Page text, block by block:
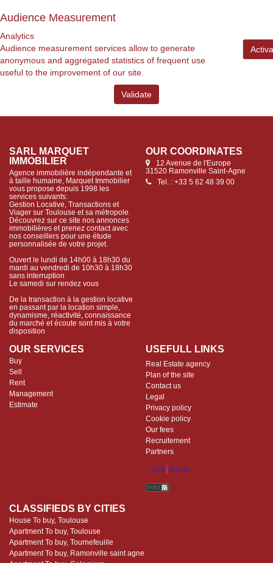
Audience Measurement
Analytics
Audience measurement services allow to generate
anonymous and aggregated statistics of frequent use
useful to the improvement of our site.
Validate
SARL MARQUET
IMMOBILIER
Agence immobilière indépendante et
à taille humaine, Marquet Immobilier
vous propose depuis 1998 les
services suivants:
Gestion Locative, Transactions et
Viager sur Toulouse et sa métropole.
Découvrez sur ce site nos annonces
immobilières et prenez contact avec
nos conseillers pour une étude
personnalisée de votre projet.
Ouvert le lundi de 14h00 à 18h30 du
mardi au vendredi de 10h30 à 18h30
sans interruption
Le samedi sur rendez vous
De la transaction à la gestion locative
en passant par la location simple,
dynamisme, réactivité, connaissance
du marché et écoute sont mis à votre
disposition
OUR COORDINATES
12 Avenue de l'Europe
31520 Ramonville Saint-Agne
Tel. : +33 5 62 48 39 00
OUR SERVICES
Buy
Sell
Rent
Management
Estimate
USEFULL LINKS
Real Estate agency
Plan of the site
Contact us
Legal
Privacy policy
Cookie policy
Our fees
Recruitement
Partners
CLASSIFIEDS BY CITIES
House To buy, Toulouse
Apartment To buy, Toulouse
Apartment To buy, Tournefeuille
Apartment To buy, Ramonville saint agne